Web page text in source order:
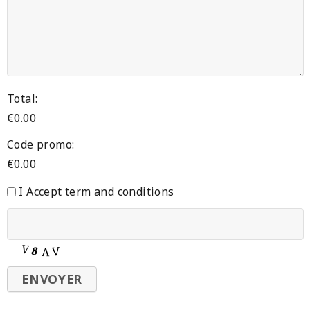
Total:
€0.00
Code promo:
€0.00
I Accept term and conditions